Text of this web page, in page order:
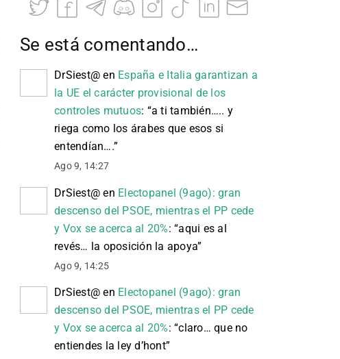
Se está comentando…
DrSiest@ en España e Italia garantizan a
la UE el carácter provisional de los
controles mutuos: “a ti también….. y
riega como los árabes que esos si
entendían….”
Ago 9, 14:27
DrSiest@ en Electopanel (9ago): gran
descenso del PSOE, mientras el PP cede
y Vox se acerca al 20%: “aqui es al
revés… la oposición la apoya”
Ago 9, 14:25
DrSiest@ en Electopanel (9ago): gran
descenso del PSOE, mientras el PP cede
y Vox se acerca al 20%: “claro… que no
entiendes la ley d’hont”